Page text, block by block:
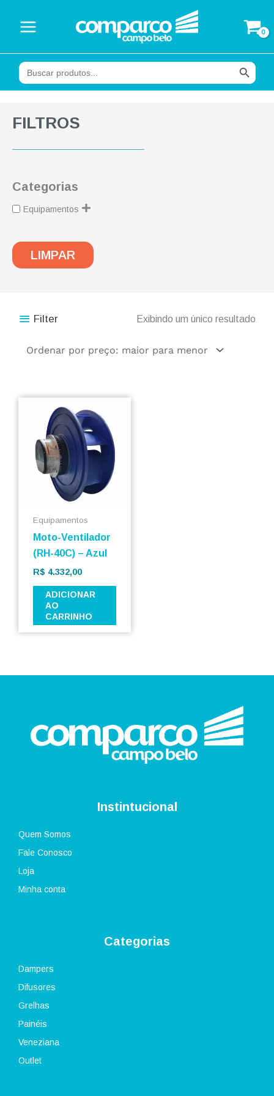
conteúdo
Search
for:
Search Button
FILTROS
Categorias
Equipamentos
LIMPAR
Filter Exibindo um único resultado
Equipamentos
Moto-Ventilador
(RH-40C) – Azul
R$ 4.332,00
ADICIONAR
AO
CARRINHO
Instintucional
Quem Somos
Fale Conosco
Loja
Minha conta
Categorias
Dampers
Difusores
Grelhas
Painéis
Veneziana
Outlet